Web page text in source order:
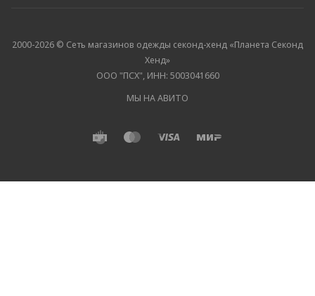
2000-2026 © Сеть магазинов одежды секонд-хенд «Планета Секонд
Хенд»
ООО "ПСХ", ИНН: 5003041660
МЫ НА АВИТО